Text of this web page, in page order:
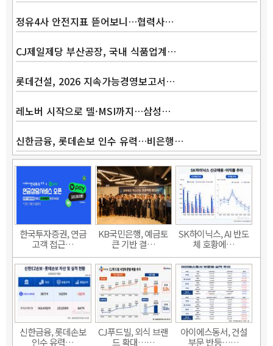
정유4사 안전지표 뜯어보니…협력사…
CJ제일제당 부산공장, 국내 식품업계…
롯데건설, 2026 지속가능경영보고서…
레노버 시작으로 델·MSI까지…삼성…
신한금융, 롯데손보 인수 유력…비은행…
한국투자증권, 연금
고객 접근…
KB국민은행, 예금토
큰 기반 결…
SK하이닉스, AI 반도
체 호황에…
신한금융, 롯데손보
인수 유력…
CJ푸드빌, 외식 브랜
드 확대……
아이에스동서, 건설
부문 반등……